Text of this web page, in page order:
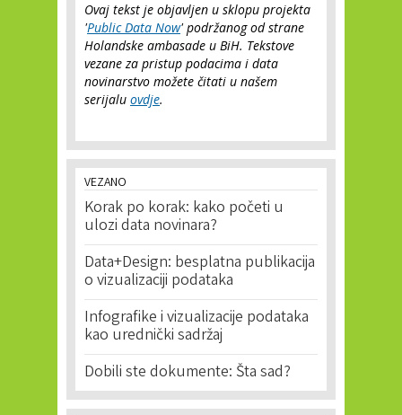
Ovaj tekst je objavljen u sklopu projekta
'Public Data Now' podržanog od strane
Holandske ambasade u BiH. Tekstove
vezane za pristup podacima i data
novinarstvo možete čitati u našem
serijalu ovdje.
VEZANO
Korak po korak: kako početi u
ulozi data novinara?
Data+Design: besplatna publikacija
o vizualizaciji podataka
Infografike i vizualizacije podataka
kao urednički sadržaj
Dobili ste dokumente: Šta sad?